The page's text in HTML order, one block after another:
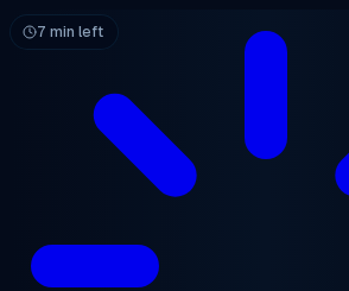
メインコンテンツへスキップ
7 min left